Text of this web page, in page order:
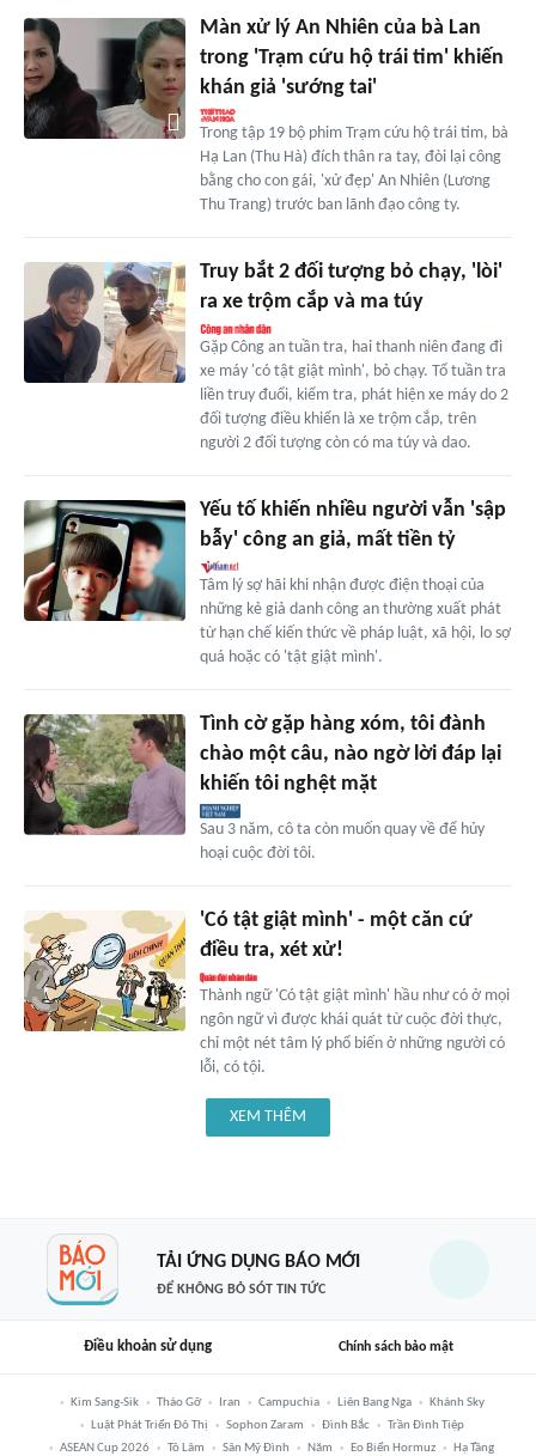
Màn xử lý An Nhiên của bà Lan
trong 'Trạm cứu hộ trái tim' khiến
khán giả 'sướng tai'
Trong tập 19 bộ phim Trạm cứu hộ trái tim, bà
Hạ Lan (Thu Hà) đích thân ra tay, đòi lại công
bằng cho con gái, 'xử đẹp' An Nhiên (Lương
Thu Trang) trước ban lãnh đạo công ty.
Truy bắt 2 đối tượng bỏ chạy, 'lòi'
ra xe trộm cắp và ma túy
Gặp Công an tuần tra, hai thanh niên đang đi
xe máy 'có tật giật mình', bỏ chạy. Tổ tuần tra
liền truy đuổi, kiểm tra, phát hiện xe máy do 2
đối tượng điều khiển là xe trộm cắp, trên
người 2 đối tượng còn có ma túy và dao.
Yếu tố khiến nhiều người vẫn 'sập
bẫy' công an giả, mất tiền tỷ
Tâm lý sợ hãi khi nhận được điện thoại của
những kẻ giả danh công an thường xuất phát
từ hạn chế kiến thức về pháp luật, xã hội, lo sợ
quá hoặc có 'tật giật mình'.
Tình cờ gặp hàng xóm, tôi đành
chào một câu, nào ngờ lời đáp lại
khiến tôi nghệt mặt
Sau 3 năm, cô ta còn muốn quay về để hủy
hoại cuộc đời tôi.
'Có tật giật mình' - một căn cứ
điều tra, xét xử!
Thành ngữ 'Có tật giật mình' hầu như có ở mọi
ngôn ngữ vì được khái quát từ cuộc đời thực,
chỉ một nét tâm lý phổ biến ở những người có
lỗi, có tội.
XEM THÊM
TẢI ỨNG DỤNG BÁO MỚI
ĐỂ KHÔNG BỎ SÓT TIN TỨC
Điều khoản sử dụng Chính sách bảo mật
Kim Sang-Sik Tháo Gỡ Iran Campuchia Liên Bang Nga
Khánh Sky
Luật Phát Triển Đô Thị
Sophon Zaram Đình Bắc
Trần Đình Tiệp
ASEAN Cup 2026
Tô Lâm Sân Mỹ Đình Năm Eo Biển Hormuz Hạ Tầng